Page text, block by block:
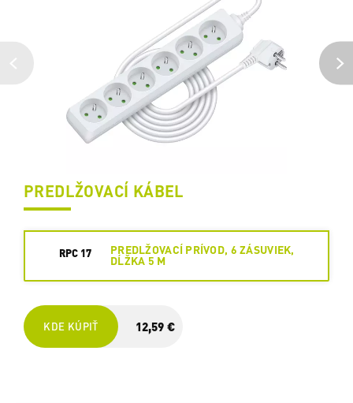
PREDLŽOVACÍ KÁBEL
RPC 17 PREDLŽOVACÍ PRÍVOD, 6 ZÁSUVIEK,
DĹŽKA 5 M
KDE KÚPIŤ 12,59 €